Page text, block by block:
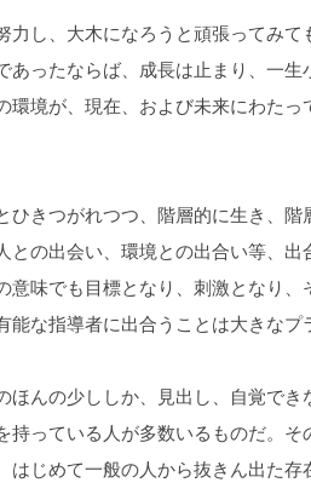
し、大木になろうと頑張ってみて
あったならば、成長は止まり、一
環境が、現在、および未来にわた
きつがれつつ、階層的に生き、階
との出会い、環境との出合い等、
意味でも目標となり、刺激となり
能な指導者に出合うことは大きなプ
んの少ししか、見出し、自覚でき
持っている人が多数いるものだ。
はじめて一般の人から抜きん出た